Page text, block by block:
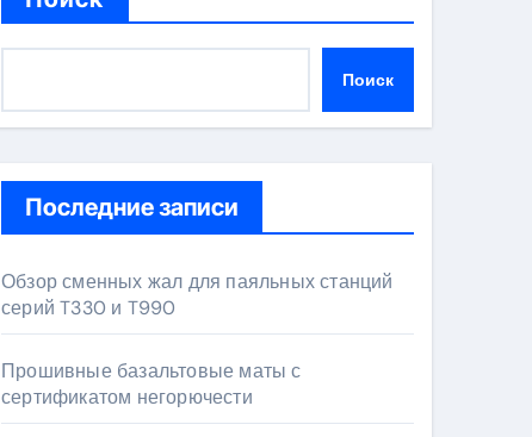
Поиск
Последние записи
Обзор сменных жал для паяльных станций
серий T330 и T990
Прошивные базальтовые маты с
сертификатом негорючести